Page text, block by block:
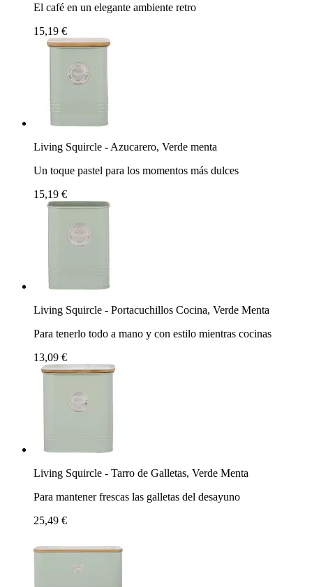
El café en un elegante ambiente retro
15,19 €
Living Squircle - Azucarero, Verde menta
Un toque pastel para los momentos más dulces
15,19 €
Living Squircle - Portacuchillos Cocina, Verde Menta
Para tenerlo todo a mano y con estilo mientras cocinas
13,09 €
Living Squircle - Tarro de Galletas, Verde Menta
Para mantener frescas las galletas del desayuno
25,49 €